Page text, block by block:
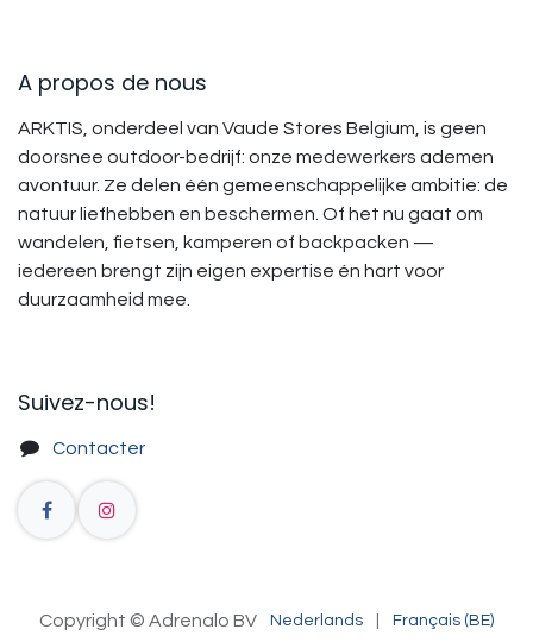
A propos de nous
ARKTIS, onderdeel van Vaude Stores Belgium, is geen
doorsnee outdoor-bedrijf: onze medewerkers ademen
avontuur. Ze delen één gemeenschappelijke ambitie: de
natuur liefhebben en beschermen. Of het nu gaat om
wandelen, fietsen, kamperen of backpacken —
iedereen brengt zijn eigen expertise én hart voor
duurzaamheid mee.
Suivez-nous!​
Contacter
Copyright © Adrenalo BV Nederlands Français (BE)